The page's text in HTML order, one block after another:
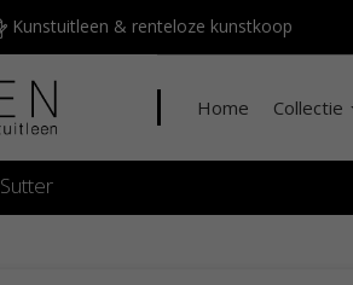
Kunstuitleen & renteloze kunstkoop
Home Collectie
Sutter